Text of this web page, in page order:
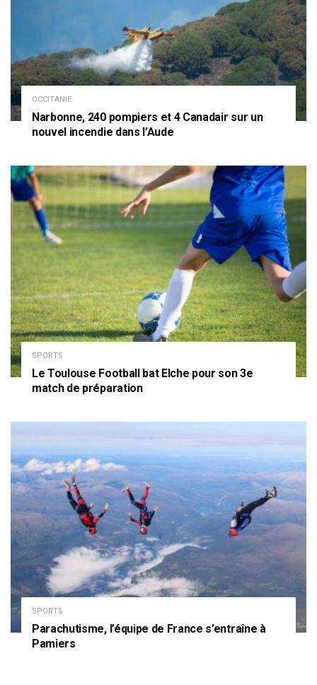
OCCITANIE
Narbonne, 240 pompiers et 4 Canadair sur un
nouvel incendie dans l’Aude
SPORTS
Le Toulouse Football bat Elche pour son 3e
match de préparation
SPORTS
Parachutisme, l’équipe de France s’entraîne à
Pamiers